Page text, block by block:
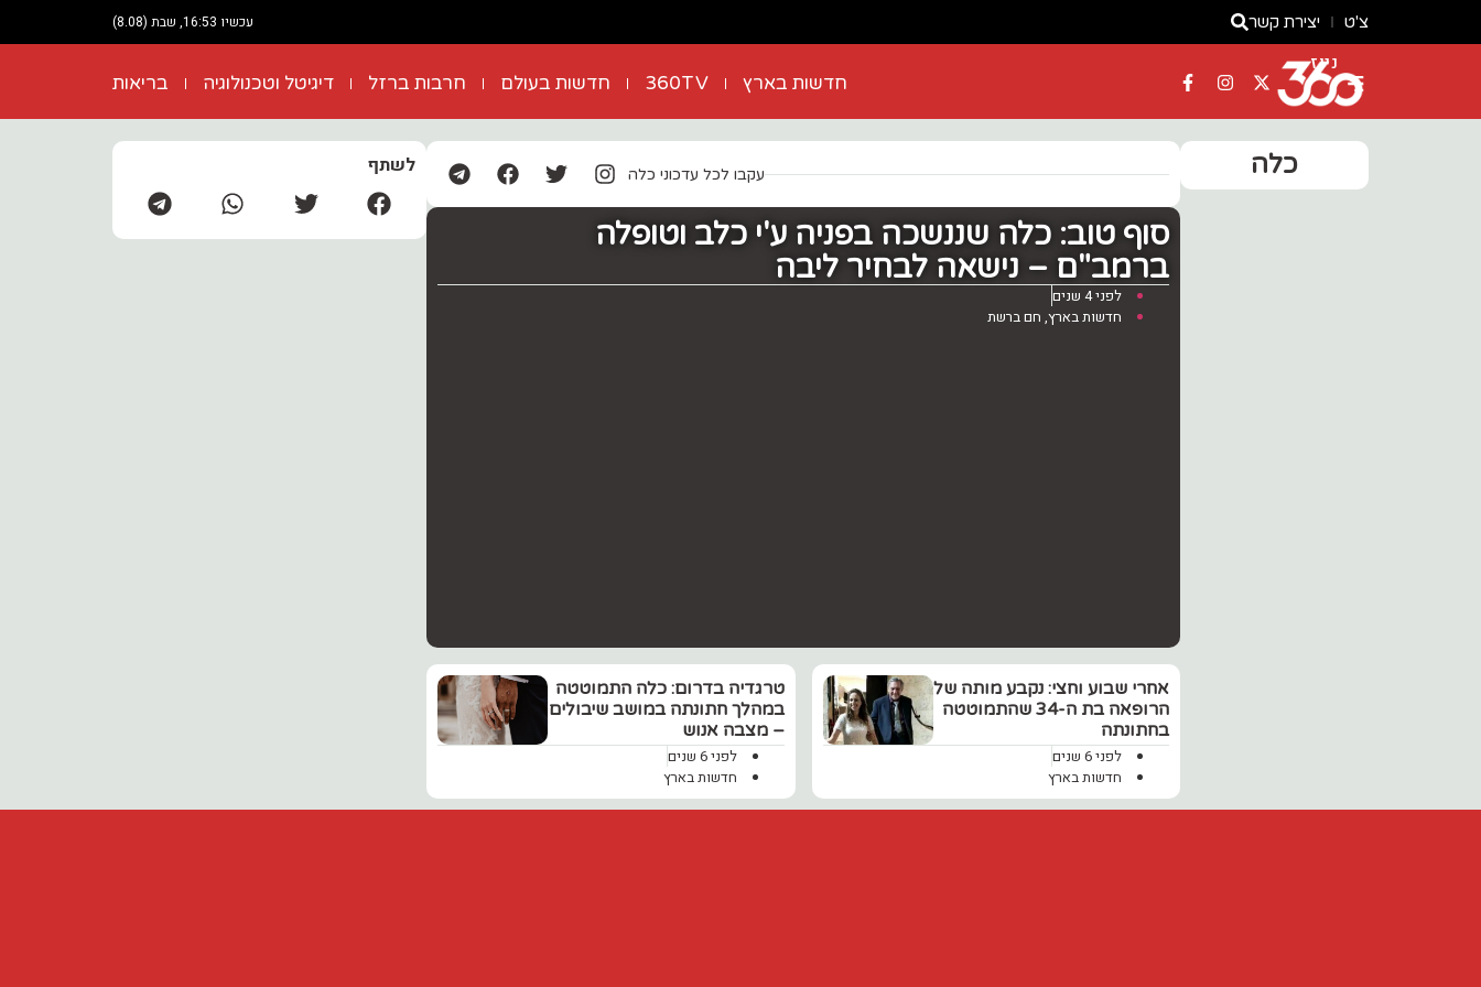
צ'ט יצירת קשר עכשיו 16:53, שבת (8.08)
ניוז
חדשות בארץ 360TV חדשות בעולם חרבות ברזל דיגיטל וטכנולוגיה בריאות
כלה עקבו לכל עדכוני כלה
סוף טוב: כלה שננשכה בפניה ע'י כלב וטופלה
ברמב"ם – נישאה לבחיר ליבה
לפני 4 שנים
חדשות בארץ, חם ברשת
אחרי שבוע וחצי: ‏נקבע מותה של
הרופאה בת ה-34 שהתמוטטה
בחתונתה
לפני 6 שנים
חדשות בארץ
טרגדיה בדרום: כלה התמוטטה
במהלך חתונתה במושב שיבולים
– מצבה אנוש
לפני 6 שנים
חדשות בארץ
לשתף